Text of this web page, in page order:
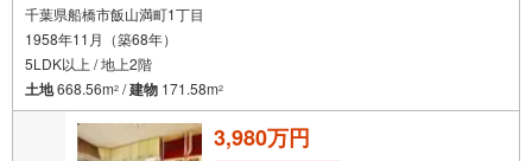
千葉県船橋市飯山満町1丁目
1958年11月（築68年）
5LDK以上 / 地上2階
土地668.56m2 /建物 171.58m2
3,980万円